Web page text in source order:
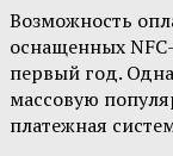
Возможность
оснащенных
первый год.
массовую
платежная